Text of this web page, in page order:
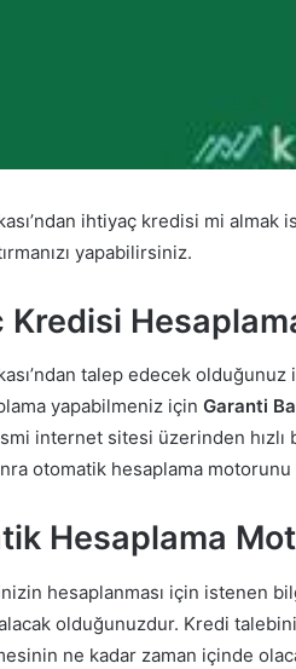
ihtiyaç kredisi mi
yapabilirsiniz.
Kredisi
talep edecek
yapabilmeniz için Garanti
internet sitesi üzerinden
otomatik hesaplama
Hesaplama
hesaplanması için istenen
olduğunuzdur. Kredi
ne kadar zaman içinde